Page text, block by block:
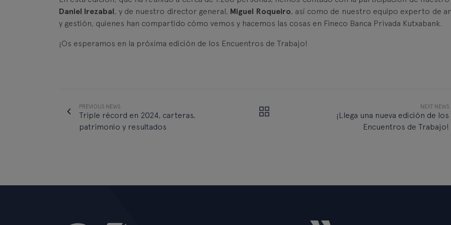
Daniel Irezabal, y de nuestro director general, Miguel Roqueiro, así como de nuestro equipo experto de
y gestión, quienes han compartido cómo vemos y hacemos las cosas en Fineco Banca Privada Kutxabank.
¡Os esperamos en la próxima edición de los Encuentros de Trabajo!
PREVIOUS NEWS
Triple récord en 2024, carteras,
patrimonio y resultados
NEXT NEWS
¡Llega una nueva edición de los
Encuentros de Trabajo!